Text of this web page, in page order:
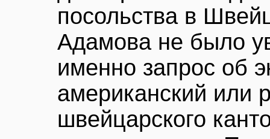
посольства в
Адамова не было
именно запрос об
американский или
швейцарского